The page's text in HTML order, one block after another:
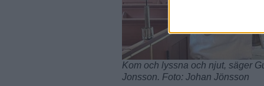
Kom och lyssna och njut, säger
Jonsson. Foto: Johan Jönsson